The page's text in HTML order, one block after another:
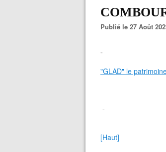
Publié le 27 Août
-
"GLAD" le
-
[Haut]